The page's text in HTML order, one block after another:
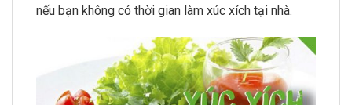
nếu bạn không có thời gian làm xúc xích tại nhà.